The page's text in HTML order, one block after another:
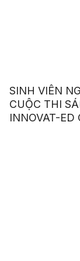
SINH VIÊN
CUỘC THI
INNOVAT-ED